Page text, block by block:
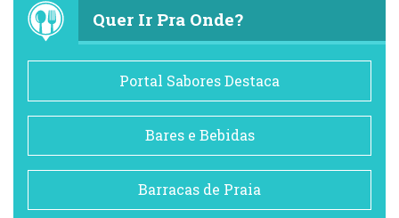
Quer Ir Pra Onde?
Portal Sabores Destaca
Bares e Bebidas
Barracas de Praia